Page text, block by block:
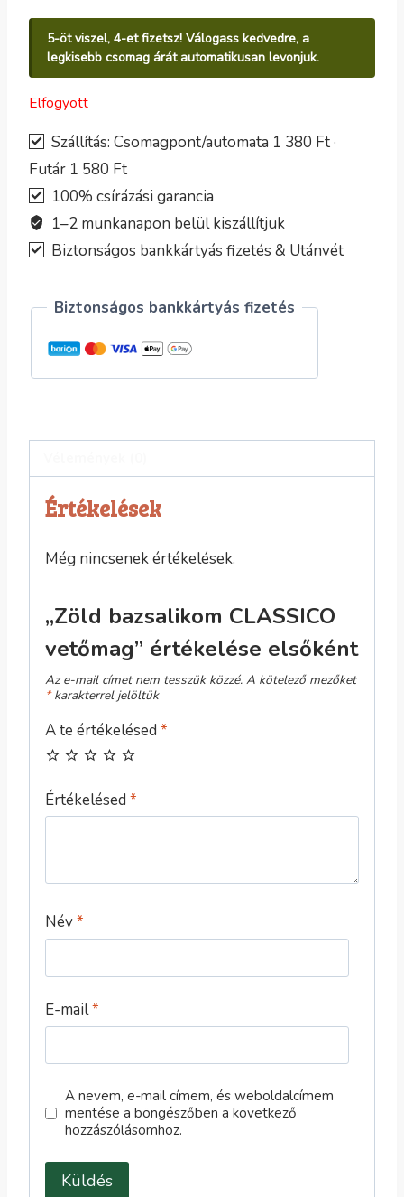
5-öt viszel, 4-et fizetsz! Válogass kedvedre, a
legkisebb csomag árát automatikusan levonjuk.
Elfogyott
Szállítás: Csomagpont/automata 1 380 Ft ·
Futár 1 580 Ft
100% csírázási garancia
1–2 munkanapon belül kiszállítjuk
Biztonságos bankkártyás fizetés & Utánvét
Biztonságos bankkártyás fizetés
Értékelések
Még nincsenek értékelések.
„Zöld bazsalikom CLASSICO
vetőmag” értékelése elsőként
Az e-mail címet nem tesszük közzé. A kötelező mezőket
*karakterrel jelöltük
A te értékelésed *
Értékelésed *
Név*
E-mail*
A nevem, e-mail címem, és weboldalcímem
mentése a böngészőben a következő
hozzászólásomhoz.